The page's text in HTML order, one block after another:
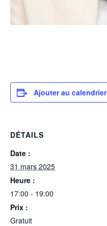
Ajouter au calendrier
DÉTAILS
Date :
31 mars 2025
Heure :
17:00 - 19:00
Prix :
Gratuit